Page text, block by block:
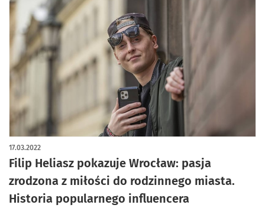
Filip Heliasz pokazuje Wrocław: pasja
zrodzona z miłości do rodzinnego miasta.
Historia popularnego influencera
17.03.2022